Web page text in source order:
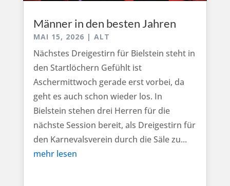
Männer in den besten Jahren
MAI 15, 2026 | ALT
Nächstes Dreigestirn für Bielstein steht in
den Startlöchern Gefühlt ist
Aschermittwoch gerade erst vorbei, da
geht es auch schon wieder los. In
Bielstein stehen drei Herren für die
nächste Session bereit, als Dreigestirn für
den Karnevalsverein durch die Säle zu...
mehr lesen